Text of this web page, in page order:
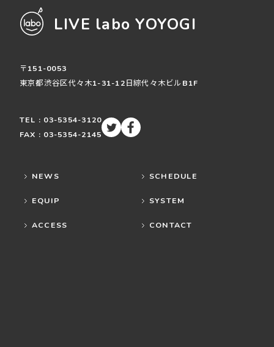
LIVE labo YOYOGI
〒151-0053
東京都渋谷区代々木1-31-12日綜代々木ビルB1F
TEL : 03-5354-3120
FAX : 03-5354-2145
NEWS SCHEDULE
EQUIP SYSTEM
ACCESS CONTACT